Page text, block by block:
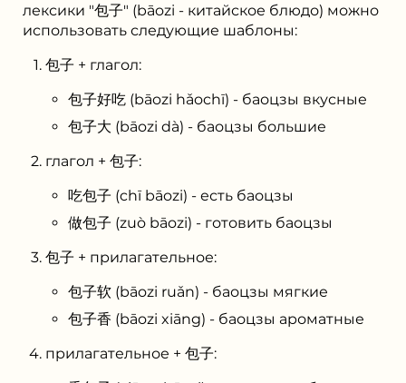
лексики "包子" (bāozi - китайское блюдо) можно
использовать следующие шаблоны:
包子 + глагол:
包子好吃 (bāozi hǎochī) - баоцзы вкусные
包子大 (bāozi dà) - баоцзы большие
глагол + 包子:
吃包子 (chī bāozi) - есть баоцзы
做包子 (zuò bāozi) - готовить баоцзы
包子 + прилагательное:
包子软 (bāozi ruǎn) - баоцзы мягкие
包子香 (bāozi xiāng) - баоцзы ароматные
прилагательное + 包子: